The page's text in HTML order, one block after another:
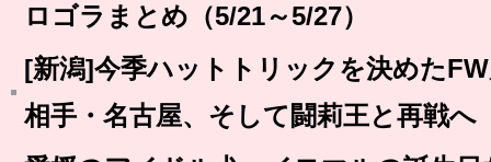
ロゴラまとめ（5/21～5/27）
[新潟]今季ハットトリックを決めた
相手・名古屋、そして闘莉王と再戦へ